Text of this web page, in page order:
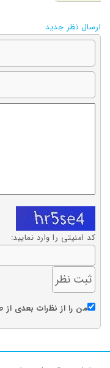
ارسال نظر جدید
کد امنیتی را وارد نمایید:
من را از نظرات بعدی از